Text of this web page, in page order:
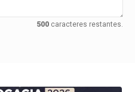
500caracteres restantes.